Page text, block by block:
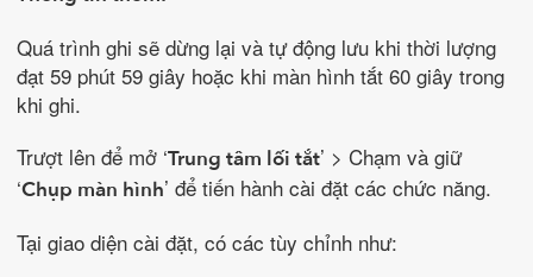
Quá trình ghi sẽ dừng lại và tự động lưu khi thời lượng
đạt 59 phút 59 giây hoặc khi màn hình tắt 60 giây trong
khi ghi.
Trượt lên để mở ‘Trung tâm lối tắt’ > Chạm và giữ
‘Chụp màn hình’ để tiến hành cài đặt các chức năng.
Tại giao diện cài đặt, có các tùy chỉnh như: